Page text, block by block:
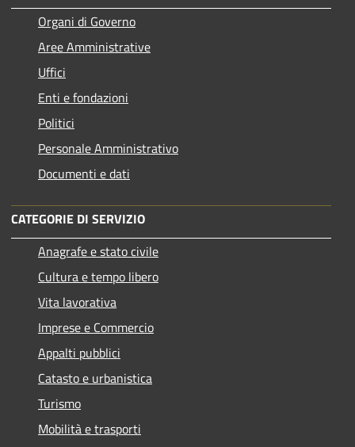
Organi di Governo
Aree Amministrative
Uffici
Enti e fondazioni
Politici
Personale Amministrativo
Documenti e dati
CATEGORIE DI SERVIZIO
Anagrafe e stato civile
Cultura e tempo libero
Vita lavorativa
Imprese e Commercio
Appalti pubblici
Catasto e urbanistica
Turismo
Mobilità e trasporti